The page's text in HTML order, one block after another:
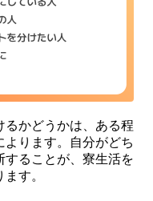
るかどうかは、ある程
よります。自分がどち
することが、寮生活を
す。